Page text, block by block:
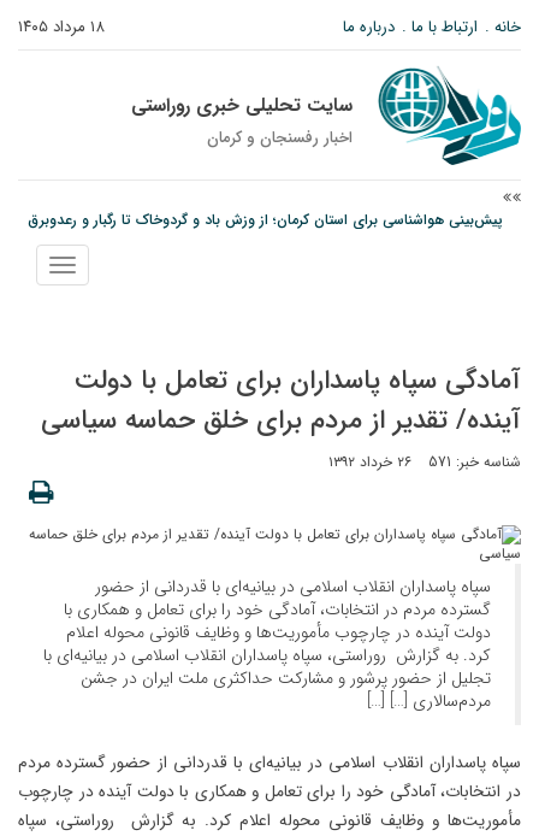
۱۸ مرداد ۱۴۰۵ خانه ارتباط با ما درباره ما
سایت تحلیلی خبری روراستی
اخبار رفسنجان و كرمان
پیش‌بینی هواشناسی برای استان کرمان؛ از وزش باد و گردوخاک تا رگبار و رعدوبرق
نمایش
منو
آمادگی سپاه پاسداران برای تعامل با دولت
آینده/ تقدیر از مردم برای خلق حماسه سیاسی
شناسه خبر: 571 ۲۶ خرداد ۱۳۹۲
سپاه پاسداران انقلاب اسلامی در بیانیه‌ای با قدردانی از حضور
گسترده مردم در انتخابات، آمادگی خود را برای تعامل و همکاری با
دولت آینده در چارچوب مأموریت‌ها و وظایف قانونی محوله اعلام
کرد. به گزارش روراستی، سپاه پاسداران انقلاب اسلامی در بیانیه‌ای با
تجلیل از حضور پرشور و مشارکت حداکثری ملت ایران در جشن
مردم‌سالاری […] […]
سپاه پاسداران انقلاب اسلامی در بیانیه‌ای با قدردانی از حضور گسترده مردم
در انتخابات، آمادگی خود را برای تعامل و همکاری با دولت آینده در چارچوب
مأموریت‌ها و وظایف قانونی محوله اعلام کرد. به گزارش روراستی، سپاه